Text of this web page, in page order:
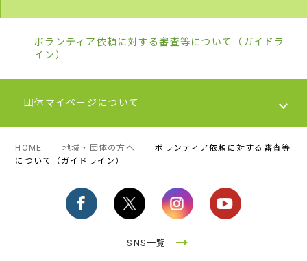
ボランティア依頼に対する審査等について（ガイドラ
イン）
団体マイページについて
団体マイページについて
HOME 地域・団体の方へ
ボランティア依頼に対する審査等
について（ガイドライン）
SNS一覧